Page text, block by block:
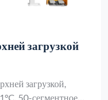
загрузкой
загрузкой,
50-сегментное